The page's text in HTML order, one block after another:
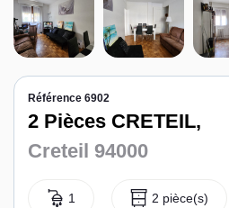
Espace personnel
Référence 6902
2 Pièces CRETEIL,
Creteil 94000
1 2 pièce(s)